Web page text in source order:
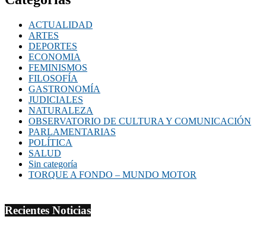
ACTUALIDAD
ARTES
DEPORTES
ECONOMIA
FEMINISMOS
FILOSOFÍA
GASTRONOMÍA
JUDICIALES
NATURALEZA
OBSERVATORIO DE CULTURA Y COMUNICACIÓN
PARLAMENTARIAS
POLÍTICA
SALUD
Sin categoría
TORQUE A FONDO – MUNDO MOTOR
Recientes Noticias